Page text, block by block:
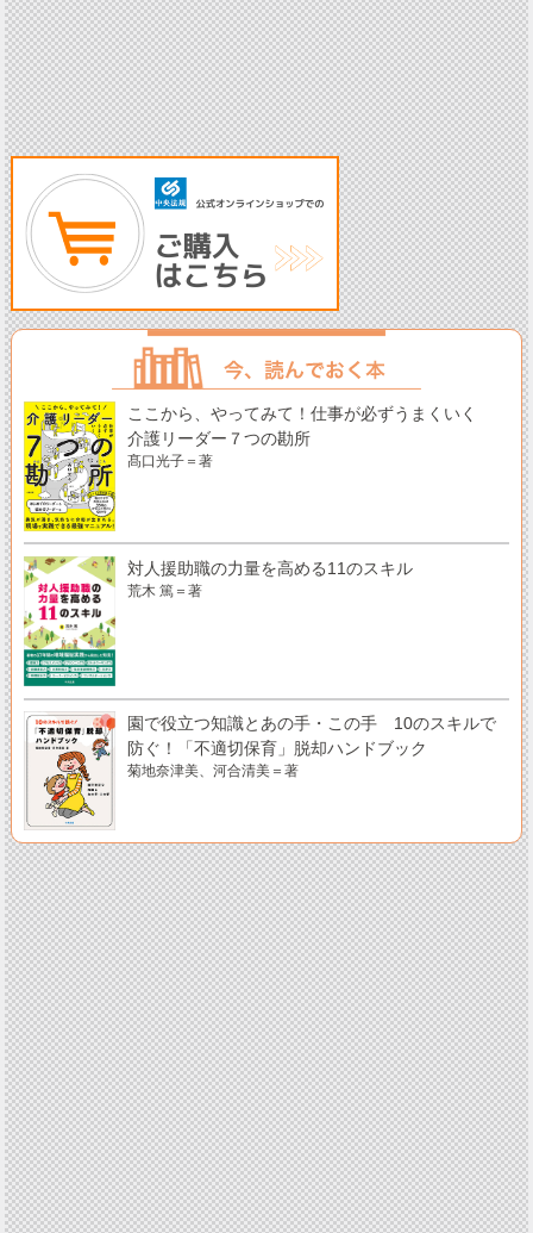
ここから、やってみて！仕事が必ずうまくいく
介護リーダー７つの勘所
髙口光子＝著
対人援助職の力量を高める11のスキル
荒木 篤＝著
園で役立つ知識とあの手・この手 10のスキルで
防ぐ！「不適切保育」脱却ハンドブック
菊地奈津美、河合清美＝著